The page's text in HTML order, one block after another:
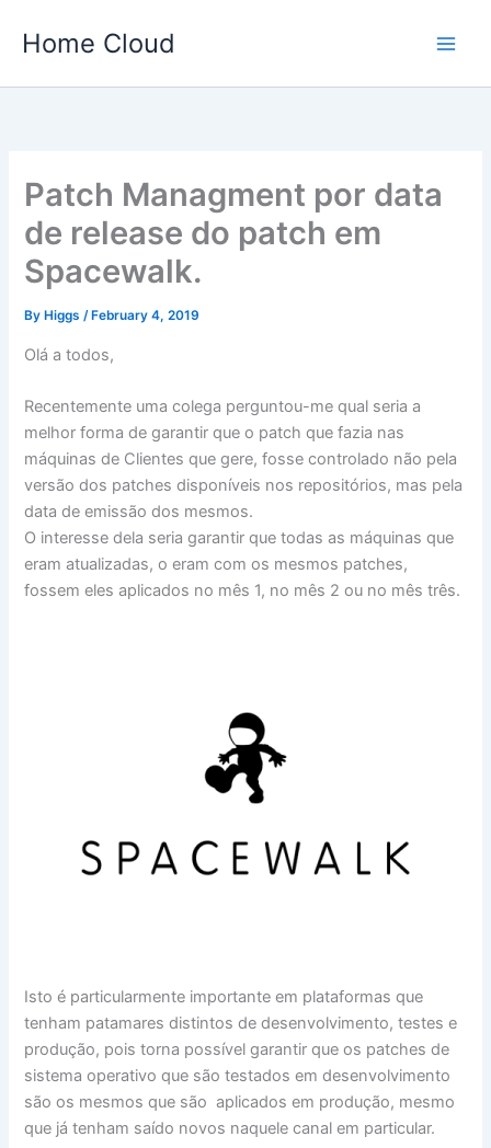
Home Cloud
Patch Managment por data
de release do patch em
Spacewalk.
By Higgs/ February 4, 2019
Olá a todos,
Recentemente uma colega perguntou-me qual seria a
melhor forma de garantir que o patch que fazia nas
máquinas de Clientes que gere, fosse controlado não pela
versão dos patches disponíveis nos repositórios, mas pela
data de emissão dos mesmos.
O interesse dela seria garantir que todas as máquinas que
eram atualizadas, o eram com os mesmos patches,
fossem eles aplicados no mês 1, no mês 2 ou no mês três.
Isto é particularmente importante em plataformas que
tenham patamares distintos de desenvolvimento, testes e
produção, pois torna possível garantir que os patches de
sistema operativo que são testados em desenvolvimento
são os mesmos que são aplicados em produção, mesmo
que já tenham saído novos naquele canal em particular.